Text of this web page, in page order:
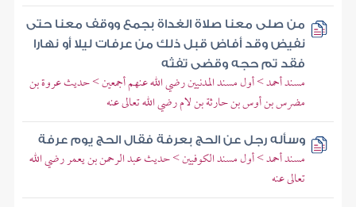
من صلى معنا صلاة الغداة بجمع ووقف معنا حتى
نفيض وقد أفاض قبل ذلك من عرفات ليلا أو نهارا
فقد تم حجه وقضى تفثه
مسند أحمد > أول مسند المدنيين رضي الله عنهم أجمعين > حديث عروة بن
مضرس بن أوس بن حارثة بن لام رضي الله تعالى عنه
وسأله رجل عن الحج بعرفة فقال الحج يوم عرفة
مسند أحمد > أول مسند الكوفيين > حديث عبد الرحمن بن يعمر رضي الله
تعالى عنه